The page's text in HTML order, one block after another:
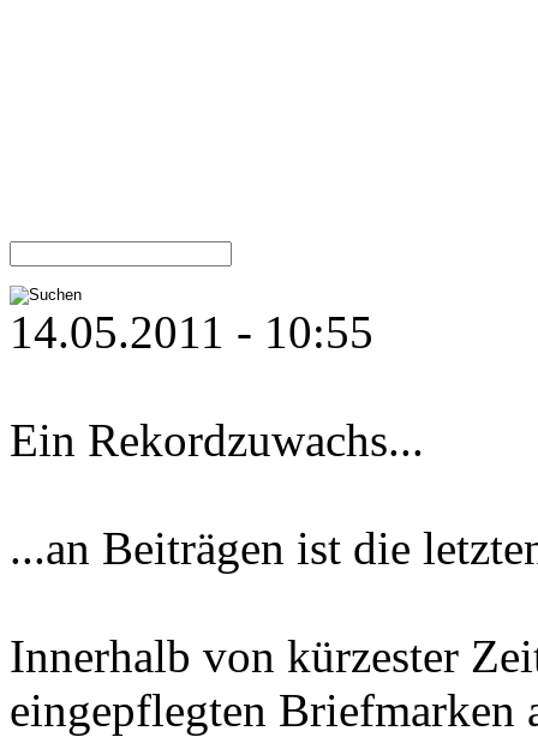
14.05.2011 - 10:55
Ein Rekordzuwachs...
...an Beiträgen ist die
Innerhalb von kürzester
eingepflegten